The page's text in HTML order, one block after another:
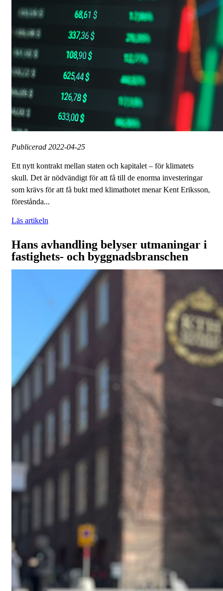
Publicerad 2022-04-25
Ett nytt kontrakt mellan staten och kapitalet – för klimatets
skull. Det är nödvändigt för att få till de enorma investeringar
som krävs för att få bukt med klimathotet menar Kent Eriksson,
förestånda...
Läs artikeln
Hans avhandling belyser utmaningar i
fastighets- och byggnadsbranschen